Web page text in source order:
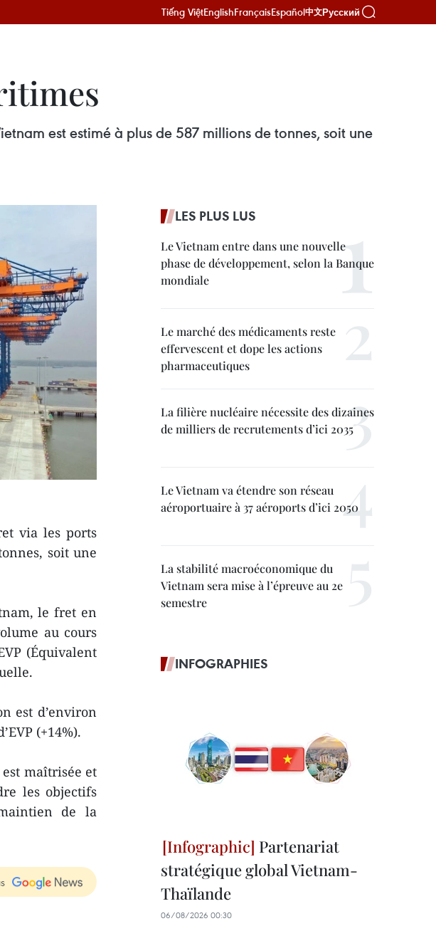
Tiếng ViệtEnglishFrançaisEspañol中文Русский
est estimé à plus de 587 millions de tonnes, soit une
via les ports
soit une
le fret en
au cours
(Équivalent
est d’environ
(+14%).
maîtrisée et
les objectifs
de la
LES PLUS LUS
Le Vietnam entre dans une nouvelle
phase de développement, selon la Banque
mondiale
Le marché des médicaments reste
effervescent et dope les actions
pharmaceutiques
La filière nucléaire nécessite des dizaines
de milliers de recrutements d’ici 2035
Le Vietnam va étendre son réseau
aéroportuaire à 37 aéroports d’ici 2050
La stabilité macroéconomique du
Vietnam sera mise à l’épreuve au 2e
semestre
INFOGRAPHIES
Partenariat
stratégique global Vietnam-
Thaïlande
06/08/2026 00:30